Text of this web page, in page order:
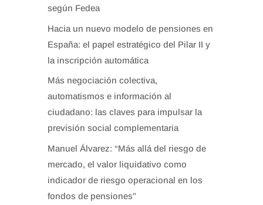
según Fedea
Hacia un nuevo modelo de pensiones en
España: el papel estratégico del Pilar II y
la inscripción automática
Más negociación colectiva,
automatismos e información al
ciudadano: las claves para impulsar la
previsión social complementaria
Manuel Álvarez: “Más allá del riesgo de
mercado, el valor liquidativo como
indicador de riesgo operacional en los
fondos de pensiones”